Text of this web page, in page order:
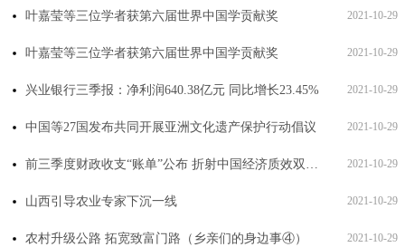
2021-10-29
叶嘉莹等三位学者获第六届世界中国学贡献奖
2021-10-29
叶嘉莹等三位学者获第六届世界中国学贡献奖
2021-10-29
兴业银行三季报：净利润640.38亿元 同比增长23.45%
2021-10-29
中国等27国发布共同开展亚洲文化遗产保护行动倡议
2021-10-29
前三季度财政收支“账单”公布 折射中国经济质效双提升
2021-10-29
山西引导农业专家下沉一线
2021-10-29
农村升级公路 拓宽致富门路（乡亲们的身边事④）